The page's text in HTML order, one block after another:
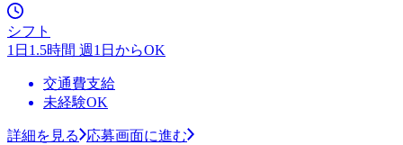
シフト
1日1.5時間 週1日からOK
交通費支給
未経験OK
詳細を見る
応募画面に進む